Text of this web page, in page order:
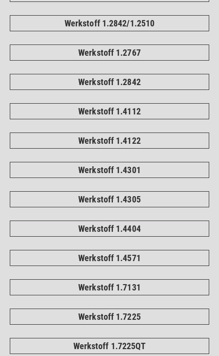
Werkstoff 1.2842/1.2510
Werkstoff 1.2767
Werkstoff 1.2842
Werkstoff 1.4112
Werkstoff 1.4122
Werkstoff 1.4301
Werkstoff 1.4305
Werkstoff 1.4404
Werkstoff 1.4571
Werkstoff 1.7131
Werkstoff 1.7225
Werkstoff 1.7225QT